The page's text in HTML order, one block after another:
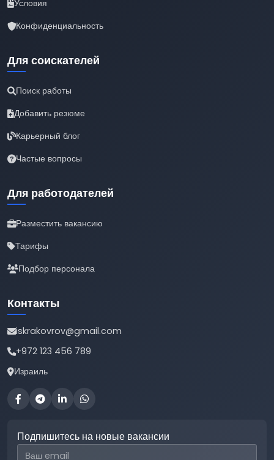
Условия
Конфиденциальность
Для соискателей
Поиск работы
Добавить резюме
Карьерный блог
Частые вопросы
Для работодателей
Разместить вакансию
Тарифы
Подбор персонала
Контакты
iskrakovrov@gmail.com
+972 123 456 789
Израиль
Подпишитесь на новые вакансии
Email для подписки